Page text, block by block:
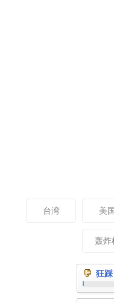
台湾 美
轰炸
狂踩